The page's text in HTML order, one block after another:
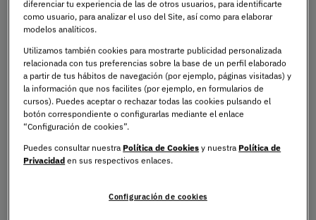
formación práctica e integral en gestión de proyectos,
con metodologías y estándares internacionales como
PRINCE2, preparando al estudiante para liderar
proyectos con visión estratégica, control de riesgos y
optimización de recursos.
Está dirigido a profesionales y graduados que quieran
especializarse en dirección y gestión de proyectos en
distintos sectores, desarrollando competencias en
equipos. Además, el programa ofrecepreparación para
diferenciar tu experiencia de las de otros usuarios, para identificarte
como usuario, para analizar el uso del Site, así como para elaborar
modelos analíticos.
Utilizamos también cookies para mostrarte publicidad personalizada
relacionada con tus preferencias sobre la base de un perfil elaborado
a partir de tus hábitos de navegación (por ejemplo, páginas visitadas) y
la información que nos facilites (por ejemplo, en formularios de
cursos). Puedes aceptar o rechazar todas las cookies pulsando el
botón correspondiente o configurarlas mediante el enlace
“Configuración de cookies”.
Puedes consultar nuestra Política de Cookies y nuestra Política de
Privacidad en sus respectivos enlaces.
Configuración de cookies